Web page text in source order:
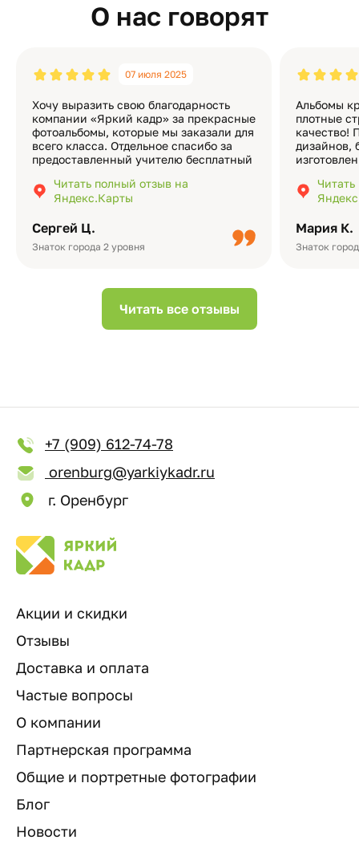
О нас говорят
Сергей Ц.
Знаток города 2 уровня
07 июля 2025
Хочу выразить свою благодарность
компании «Яркий кадр» за прекрасные
фотоальбомы, которые мы заказали для
всего класса. Отдельное спасибо за
предоставленный учителю бесплатный
подчёркивает значимость события.
Качество альбомов на высшем уровне:
Читать полный отзыв на
Яндекс.Карты
Мария К.
Знаток
Альбомы
плотные
качество!
дизайнов,
добавить
видео с
Читать все отзывы
+7 (909) 612-74-78
orenburg@yarkiykadr.ru
г. Оренбург
Акции и скидки
Отзывы
Доставка и оплата
Частые вопросы
О компании
Партнерская программа
Общие и портретные фотографии
Блог
Новости